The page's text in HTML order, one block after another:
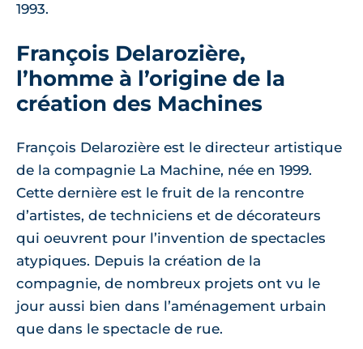
1993.
François Delarozière,
l’homme à l’origine de la
création des Machines
François Delarozière est le directeur artistique
de la compagnie La Machine, née en 1999.
Cette dernière est le fruit de la rencontre
d’artistes, de techniciens et de décorateurs
qui oeuvrent pour l’invention de spectacles
atypiques. Depuis la création de la
compagnie, de nombreux projets ont vu le
jour aussi bien dans l’aménagement urbain
que dans le spectacle de rue.